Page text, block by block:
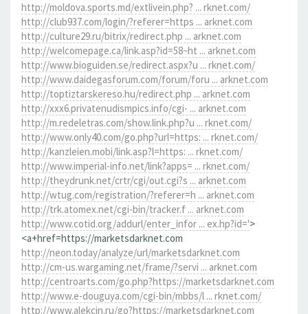
http://moldova.sports.md/extlivein.php? ... rknet.com/
http://club937.com/login/?referer=https ... arknet.com
http://culture29.ru/bitrix/redirect.php ... arknet.com
http://welcomepage.ca/link.asp?id=58~ht ... arknet.com
http://www.bioguiden.se/redirect.aspx?u ... rknet.com/
http://www.daidegasforum.com/forum/foru ... arknet.com
http://toptiztarskereso.hu/redirect.php ... arknet.com
http://xxx6.privatenudismpics.info/cgi- ... arknet.com
http://m.redeletras.com/show.link.php?u ... rknet.com/
http://www.only40.com/go.php?url=https: ... rknet.com/
http://kanzleien.mobi/link.asp?l=https: ... rknet.com/
http://www.imperial-info.net/link?apps= ... rknet.com/
http://theydrunk.net/crtr/cgi/out.cgi?s ... arknet.com
http://wtug.com/registration/?referer=h ... arknet.com
http://trk.atomex.net/cgi-bin/tracker.f ... arknet.com
http://www.cotid.org/addurl/enter_infor ... ex.hp?id='>
<a+href=https://marketsdarknet.com
http://neon.today/analyze/url/marketsdarknet.com
http://cm-us.wargaming.net/frame/?servi ... arknet.com
http://centroarts.com/go.php?https://marketsdarknet.com
http://www.e-douguya.com/cgi-bin/mbbs/l ... rknet.com/
http://www.alekcin.ru/go?https://marketsdarknet.com